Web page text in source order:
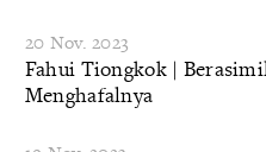
20 Nov. 2023
Fahui Tiongkok |
Menghafalnya